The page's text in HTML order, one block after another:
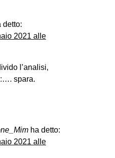
detto:
2021 alle
l’analisi,
spara.
ha detto:
2021 alle